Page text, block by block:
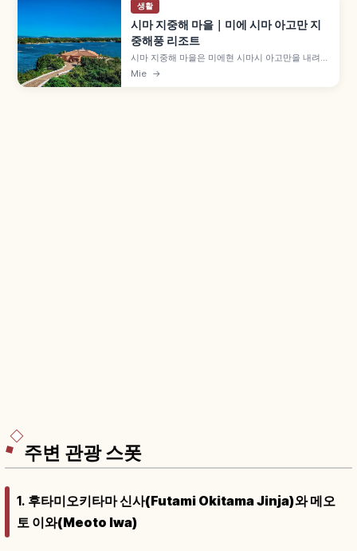
생활
시마 지중해 마을｜미에 시마 아고만 지
중해풍 리조트
시마 지중해 마을은 미에현 시마시 아고만을 내려다
보는 오사키 반도의 지중해풍 리조트로, 약 10,000
Mie →
주변 관광 스폿
1. 후타미오키타마 신사(Futami Okitama Jinja)와 메오
토 이와(Meoto Iwa)